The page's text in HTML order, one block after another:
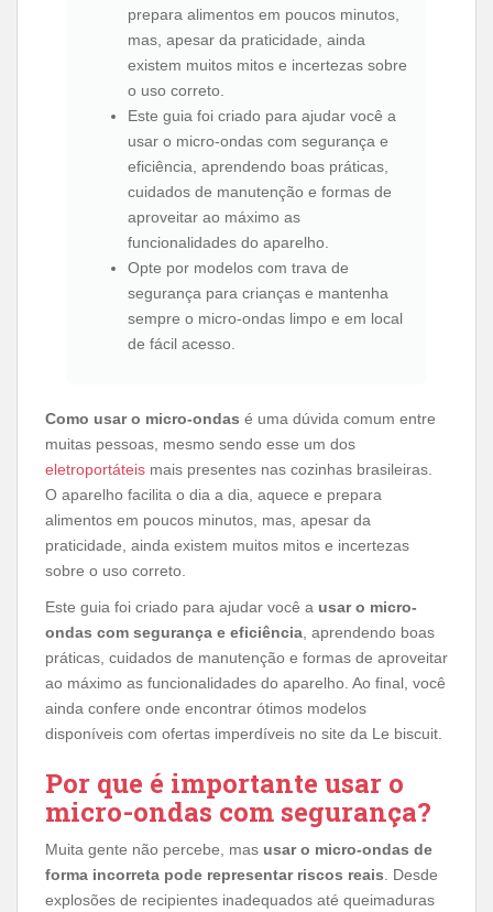
prepara alimentos em poucos minutos,
mas, apesar da praticidade, ainda
existem muitos mitos e incertezas sobre
o uso correto.
Este guia foi criado para ajudar você a
usar o micro-ondas com segurança e
eficiência, aprendendo boas práticas,
cuidados de manutenção e formas de
aproveitar ao máximo as
funcionalidades do aparelho.
Opte por modelos com trava de
segurança para crianças e mantenha
sempre o micro-ondas limpo e em local
de fácil acesso.
Como usar o micro-ondas é uma dúvida comum entre
muitas pessoas, mesmo sendo esse um dos
eletroportáteis mais presentes nas cozinhas brasileiras.
O aparelho facilita o dia a dia, aquece e prepara
alimentos em poucos minutos, mas, apesar da
praticidade, ainda existem muitos mitos e incertezas
sobre o uso correto.
Este guia foi criado para ajudar você a usar o micro-
ondas com segurança e eficiência, aprendendo boas
práticas, cuidados de manutenção e formas de aproveitar
ao máximo as funcionalidades do aparelho. Ao final, você
ainda confere onde encontrar ótimos modelos
disponíveis com ofertas imperdíveis no site da Le biscuit.
Por que é importante usar o
micro-ondas com segurança?
Muita gente não percebe, mas usar o micro-ondas de
forma incorreta pode representar riscos reais. Desde
explosões de recipientes inadequados até queimaduras